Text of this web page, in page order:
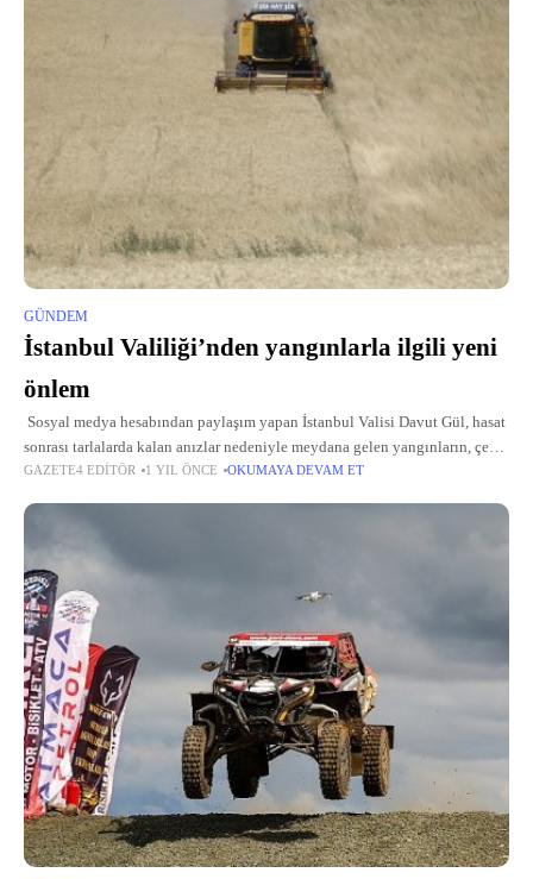
GÜNDEM
İstanbul Valiliği’nden yangınlarla ilgili yeni
önlem
Sosyal medya hesabından paylaşım yapan İstanbul Valisi Davut Gül, hasat
sonrası tarlalarda kalan anızlar nedeniyle meydana gelen yangınların, çevre
arazilere ve özellikle ormanlık alanlara sıçrayarak büyük kayıplara yol
GAZETE4 EDITÖR 1 YIL ÖNCE OKUMAYA DEVAM ET